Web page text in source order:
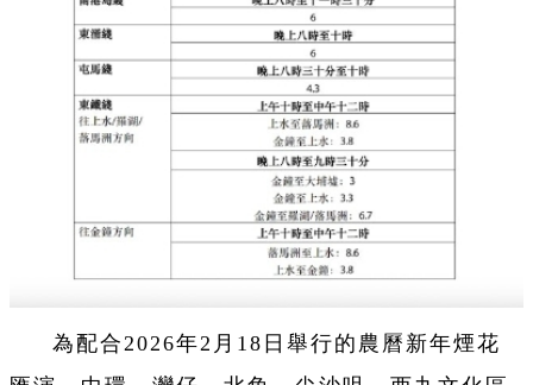
為配合2026年2月18日舉行的農曆新年煙花